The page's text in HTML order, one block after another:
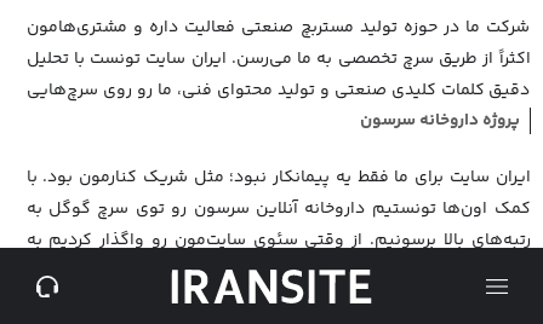
شرکت ما در حوزه تولید مستربچ صنعتی فعالیت داره و مشتری‌هامون
اکثراً از طریق سرچ تخصصی به ما می‌رسن. ایران سایت تونست با تحلیل
دقیق کلمات کلیدی صنعتی و تولید محتوای فنی، ما رو روی سرچ‌هایی
مثل "مستربچ" و "مستربچ مشکی" به صفحه اول برسونه. از همکاری با
پروژه داروخانه سرسون
ایران سایت برای ما فقط یه پیمانکار نبود؛ مثل شریک کنارمون بود. با
کمک اون‌ها تونستیم داروخانه آنلاین سرسون رو توی سرچ گوگل به
رتبه‌های بالا برسونیم. از وقتی سئوی سایت‌مون رو واگذار کردیم به
ایران سایت، فروش اینترنتی‌مون رشد قابل توجهی داشته
پروژه ایوولی – بهنام فراز